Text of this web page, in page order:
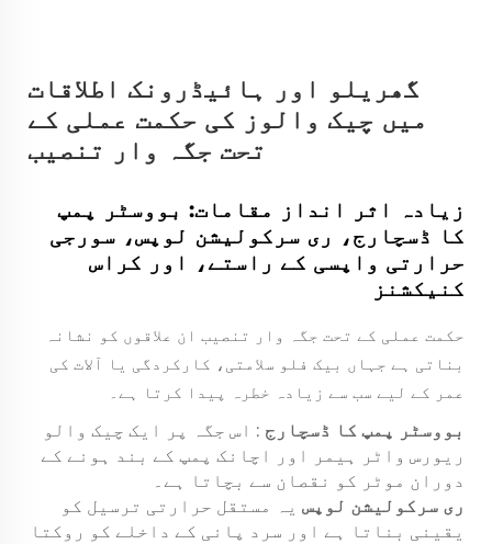
گھریلو اور ہائیڈرونک اطلاقات
میں چیک والوز کی حکمت عملی کے
تحت جگہ وار تنصیب
زیادہ اثر انداز مقامات: بووسٹر پمپ
کا ڈسچارج، ری سرکولیشن لوپس، سورجی
حرارتی واپسی کے راستے، اور کراس
کنیکشنز
حکمت عملی کے تحت جگہ وار تنصیب ان علاقوں کو نشانہ
بناتی ہے جہاں بیک فلو سلامتی، کارکردگی یا آلات کی
عمر کے لیے سب سے زیادہ خطرہ پیدا کرتا ہے۔
بووسٹر پمپ کا ڈسچارج : اس جگہ پر ایک چیک والو
ریورس واٹر ہیمر اور اچانک پمپ کے بند ہونے کے
دوران موٹر کو نقصان سے بچاتا ہے۔
ری سرکولیشن لوپس یہ مستقل حرارتی ترسیل کو
یقینی بناتا ہے اور سرد پانی کے داخلے کو روکتا